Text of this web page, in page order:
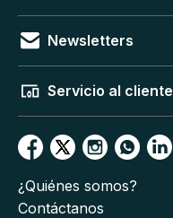
Newsletters
Servicio al cliente
¿Quiénes somos?
Contáctanos